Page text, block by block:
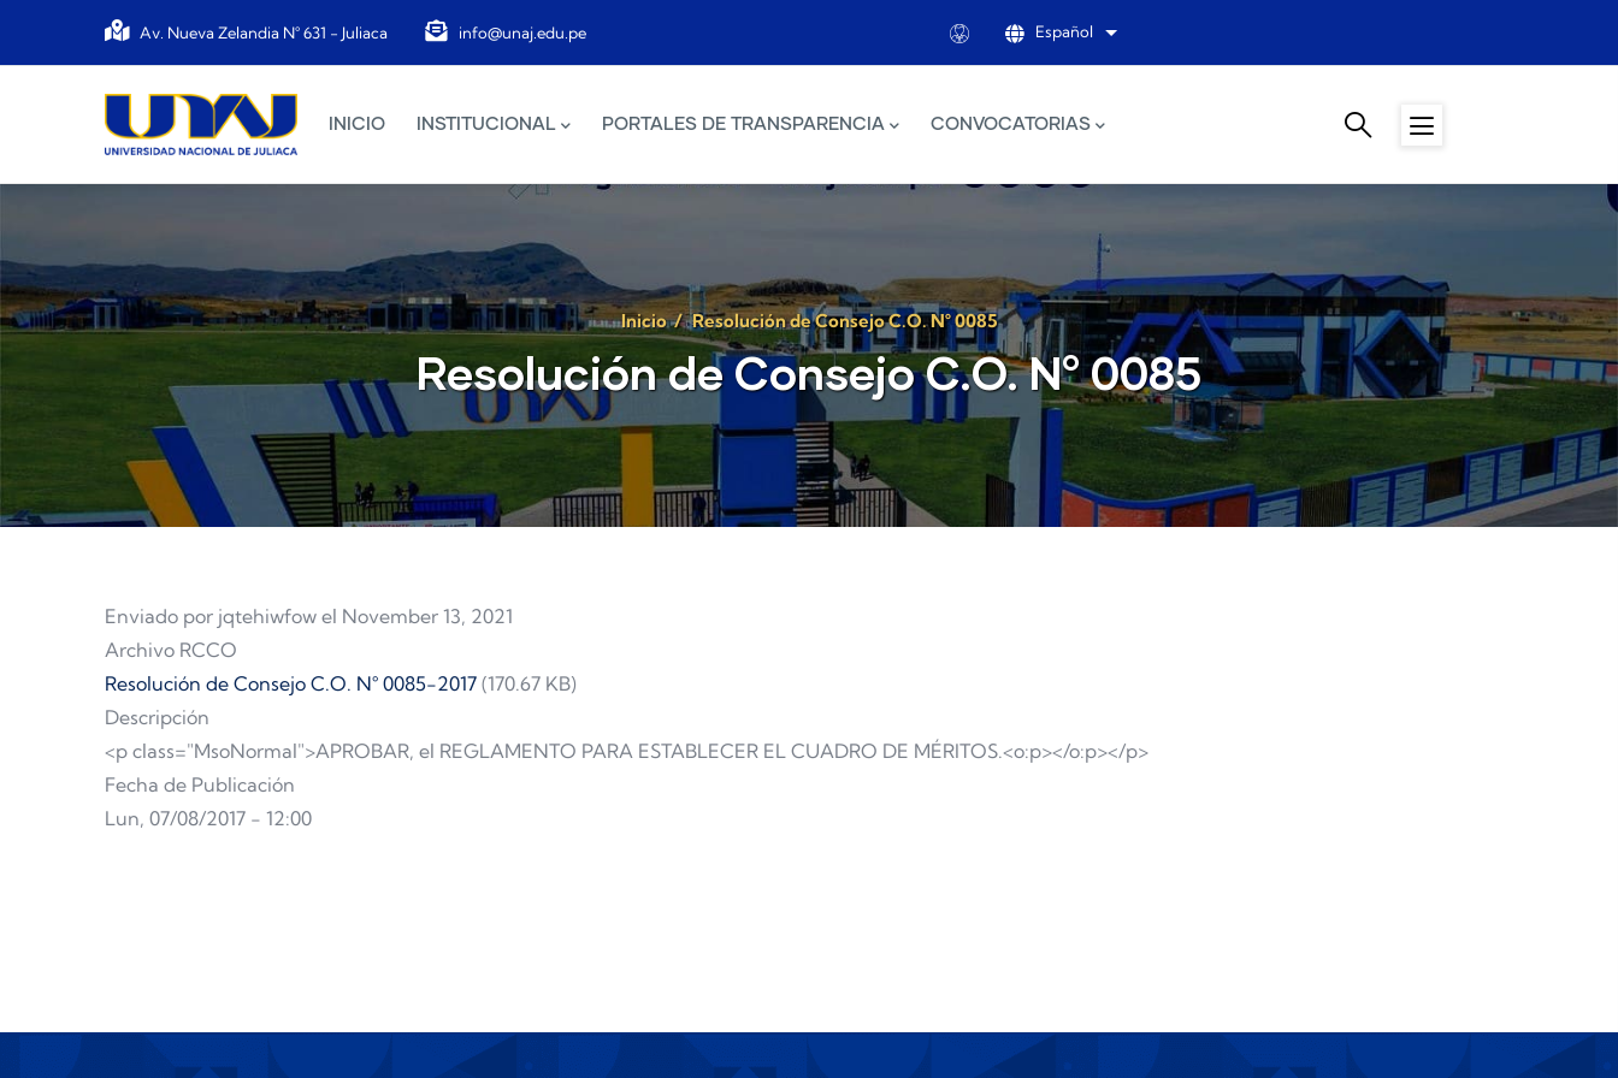
Pasar al contenido principal
Av. Nueva Zelandia N° 631 - Juliaca info@unaj.edu.pe Español Lista adicional de acciones
INICIO INSTITUCIONAL PORTALES DE TRANSPARENCIA CONVOCATORIAS
Inicio/ Resolución de Consejo C.O. N° 0085
Resolución de Consejo C.O. N° 0085
Enviado por jqtehiwfow el November 13, 2021
Archivo RCCO
Resolución de Consejo C.O. N° 0085-2017 (170.67 KB)
Descripción
<p class="MsoNormal">APROBAR, el REGLAMENTO PARA ESTABLECER EL CUADRO DE MÉRITOS.<o:p></o:p></p>
Fecha de Publicación
Lun, 07/08/2017 - 12:00